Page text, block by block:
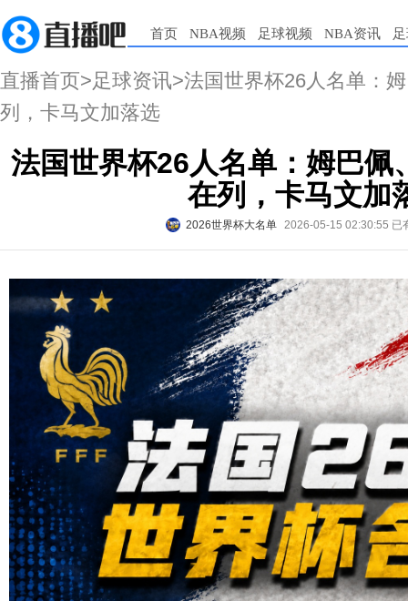
首页 NBA视频 足球视频 NBA资讯
直播首页>足球资讯>法国世界杯26人名单：
列，卡马文加落选
法国世界杯26人名单：姆巴佩
在列，卡马文加
2026世界杯大名单 2026-05-15 02:30:55 已